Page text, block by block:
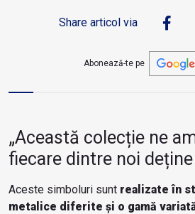
Share articol via
Abonează-te pe
„Această colecție ne
fiecare dintre noi
Aceste simboluri sunt realizate în
metalice diferite și o gamă